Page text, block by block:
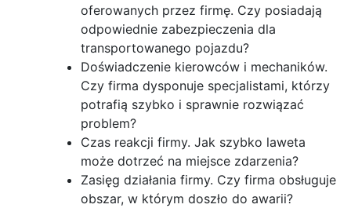
oferowanych przez firmę. Czy posiadają
odpowiednie zabezpieczenia dla
transportowanego pojazdu?
Doświadczenie kierowców i mechaników.
Czy firma dysponuje specjalistami, którzy
potrafią szybko i sprawnie rozwiązać
problem?
Czas reakcji firmy. Jak szybko laweta
może dotrzeć na miejsce zdarzenia?
Zasięg działania firmy. Czy firma obsługuje
obszar, w którym doszło do awarii?